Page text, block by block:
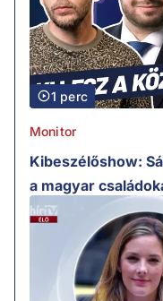
1 perc
Monitor
Kibeszélőshow:
a magyar